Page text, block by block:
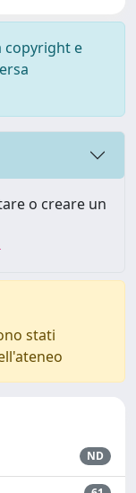
copyright e
o creare un
stati
ND